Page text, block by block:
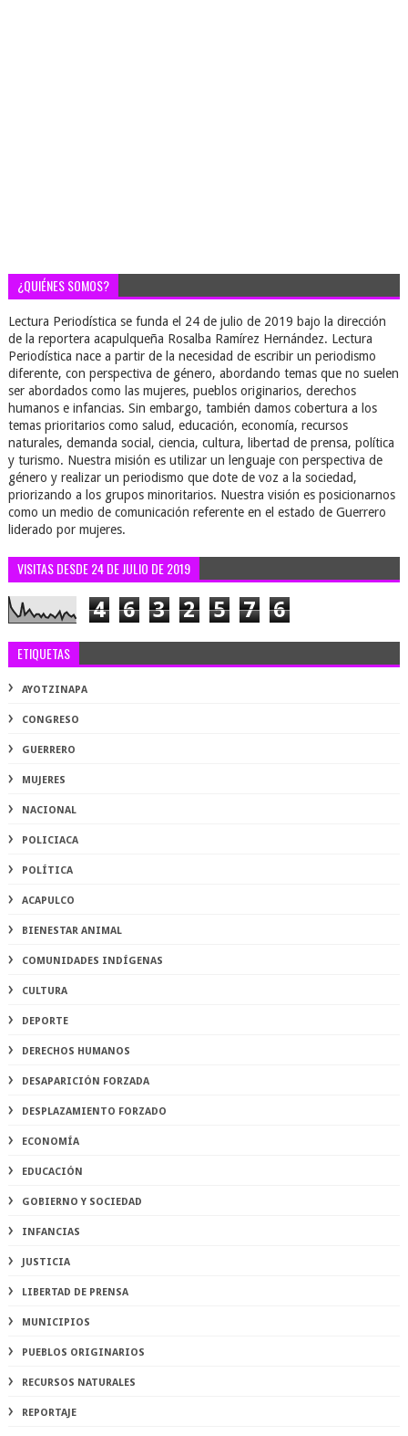
¿QUIÉNES SOMOS?
Lectura Periodística se funda el 24 de julio de 2019 bajo la dirección
de la reportera acapulqueña Rosalba Ramírez Hernández. Lectura
Periodística nace a partir de la necesidad de escribir un periodismo
diferente, con perspectiva de género, abordando temas que no suelen
ser abordados como las mujeres, pueblos originarios, derechos
humanos e infancias. Sin embargo, también damos cobertura a los
temas prioritarios como salud, educación, economía, recursos
naturales, demanda social, ciencia, cultura, libertad de prensa, política
y turismo. Nuestra misión es utilizar un lenguaje con perspectiva de
género y realizar un periodismo que dote de voz a la sociedad,
priorizando a los grupos minoritarios. Nuestra visión es posicionarnos
como un medio de comunicación referente en el estado de Guerrero
liderado por mujeres.
VISITAS DESDE 24 DE JULIO DE 2019
4 6 3 2 5 7 6
ETIQUETAS
AYOTZINAPA
CONGRESO
GUERRERO
MUJERES
NACIONAL
POLICIACA
POLÍTICA
ACAPULCO
BIENESTAR ANIMAL
COMUNIDADES INDÍGENAS
CULTURA
DEPORTE
DERECHOS HUMANOS
DESAPARICIÓN FORZADA
DESPLAZAMIENTO FORZADO
ECONOMÍA
EDUCACIÓN
GOBIERNO Y SOCIEDAD
INFANCIAS
JUSTICIA
LIBERTAD DE PRENSA
MUNICIPIOS
PUEBLOS ORIGINARIOS
RECURSOS NATURALES
REPORTAJE